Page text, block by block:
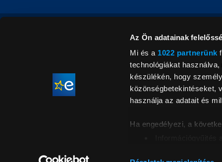
Az Ön adatainak
Mi és a 1022 partnerünk
technológiákat
készülékén, hogy
közönségbetekintéseket,
használja az adatait és
Ha engedélyezi, a